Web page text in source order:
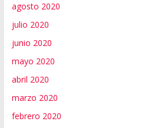
agosto 2020
julio 2020
junio 2020
mayo 2020
abril 2020
marzo 2020
febrero 2020